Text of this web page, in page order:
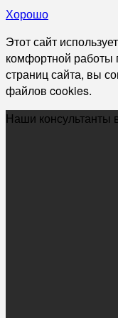
Хорошо
Этот сайт
комфортной работы
страниц сайта, вы
файлов cookies.
Наши консультанты